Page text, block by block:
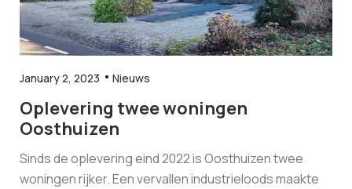
January 2, 2023 Nieuws
Oplevering twee woningen
Oosthuizen
Sinds de oplevering eind 2022 is Oosthuizen twee
woningen rijker. Een vervallen industrieloods maakte